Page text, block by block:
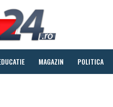
MAGAZIN POLITICA